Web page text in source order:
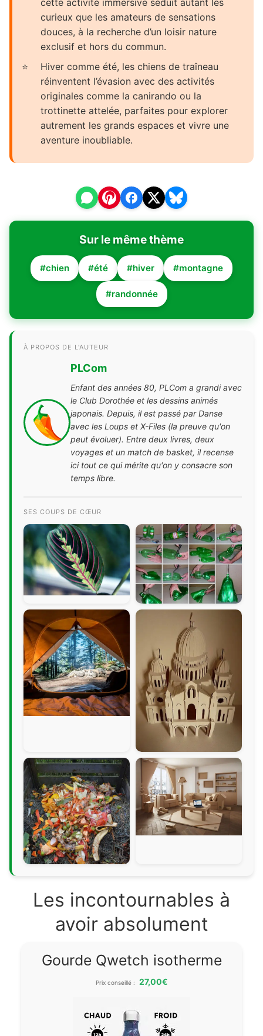
curieux que les amateurs de sensations
douces, à la recherche d’un loisir nature
exclusif et hors du commun.
Hiver comme été, les chiens de traîneau
réinventent l’évasion avec des activités
originales comme la canirando ou la
trottinette attelée, parfaites pour explorer
autrement les grands espaces et vivre une
aventure inoubliable.
Sur le même thème
#chien #été #hiver #montagne
#randonnée
À PROPOS DE L'AUTEUR
PLCom
Enfant des années 80, PLCom a grandi avec
le Club Dorothée et les dessins animés
japonais. Depuis, il est passé par Danse
avec les Loups et X-Files (la preuve qu'on
peut évoluer). Entre deux livres, deux
voyages et un match de basket, il recense
ici tout ce qui mérite qu'on y consacre son
temps libre.
SES COUPS DE CŒUR
Les incontournables à
avoir absolument
Gourde Qwetch isotherme
Prix conseillé : 27,00€